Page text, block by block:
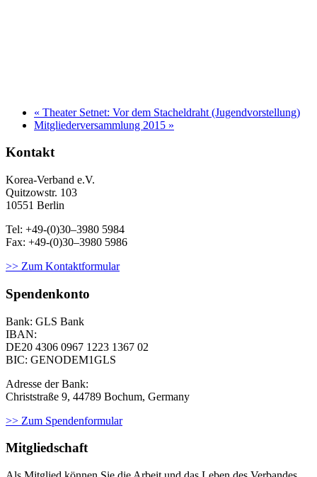
« Theater Setnet: Vor dem Stacheldraht (Jugendvorstellung)
Mitgliederversammlung 2015 »
Kontakt
Korea-Ver­band e.V.
Quitzowstr. 103
10551 Berlin
Tel: +49-(0)30–3980 5984
Fax: +49-(0)30–3980 5986
>> Zum Kontaktformular
Spendenkonto
Bank: GLS Bank
IBAN:
DE20 4306 0967 1223 1367 02
BIC: GENODEM1GLS
Adresse der Bank:
Christstraße 9, 44789 Bochum, Germany
>> Zum Spendenformular
Mitgliedschaft